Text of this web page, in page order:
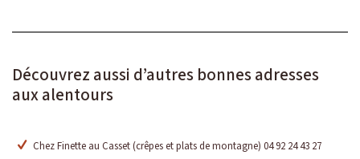
Découvrez aussi d’autres bonnes adresses
aux alentours
Chez Finette au Casset (crêpes et plats de montagne) 04 92 24 43 27